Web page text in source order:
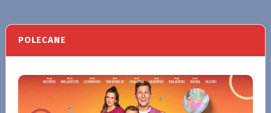
POLECANE